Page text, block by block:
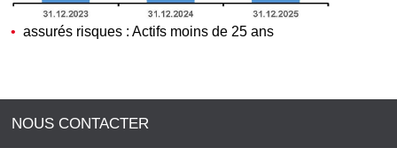
assurés risques : Actifs moins de 25 ans
NOUS CONTACTER